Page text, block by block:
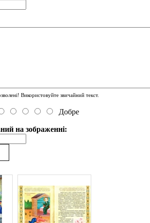
Використовуйте звичайний текст.
Добре
на зображенні: